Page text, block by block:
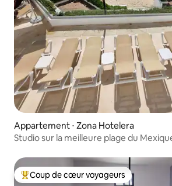
Appartement ⋅ Zona Hotelera
Studio sur la meilleure plage du
Coups de cœur voyageurs les plus
Coup de cœur voyageurs